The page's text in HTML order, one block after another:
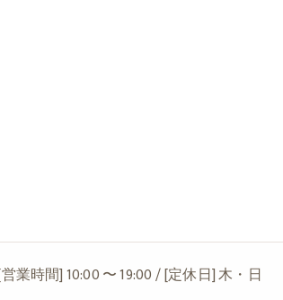
業時間] 10:00 〜 19:00 / [定休日] 木・日